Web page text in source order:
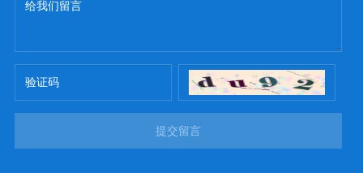
提交留言